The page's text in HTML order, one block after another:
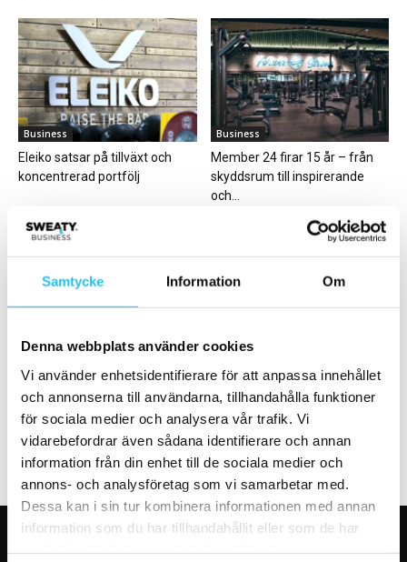
Samtycke Information Om
Denna webbplats använder cookies
Vi använder enhetsidentifierare för att anpassa innehållet
och annonserna till användarna, tillhandahålla funktioner
för sociala medier och analysera vår trafik. Vi
vidarebefordrar även sådana identifierare och annan
information från din enhet till de sociala medier och
annons- och analysföretag som vi samarbetar med.
Dessa kan i sin tur kombinera informationen med annan
information som du har tillhandahållit eller som de har
Business
Eleiko satsar på tillväxt och
koncentrerad portfölj
Business
Member 24 firar 15 år – från
skyddsrum till inspirerande
och...
Business
för Barry’s i Sverige
Träning
Matthew Griffiths & Magnus
Ringberg
VÅRA FAVORITER